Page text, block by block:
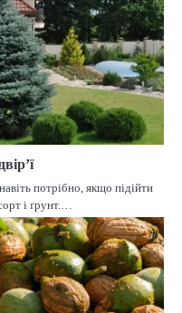
потрібно, якщо підійти
і ґрунт.…